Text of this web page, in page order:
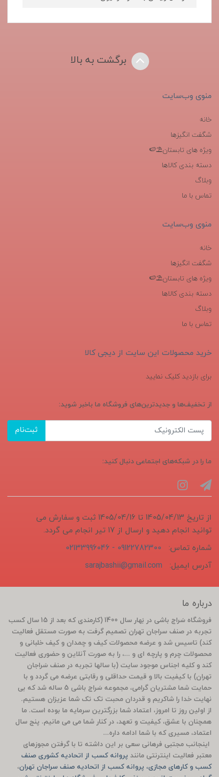
برگشت به بالا
منوی وب‌سایت
خانه
شگفت انگیزها
ویژه های تابستان⛱️🍉
دسته بندی کالاها
وبلاگ
تماس با ما
منوی وب‌سایت
خانه
شگفت انگیزها
ویژه های تابستان⛱️🍉
دسته بندی کالاها
وبلاگ
تماس با ما
خرید محصولات این سایت از دیجی کالا
برای بازدید کلیک نمایید
از تخفیف‌ها و جدیدترین‌های فروشگاه ما باخبر شوید:
ثبت‌نام
ما را در شبکه‌های اجتماعی دنبال کنید:
از تاریخ 1405/04/13 تا 1405/04/16 ثبت و سفارش می
توانید انجام دهید و ارسال از 17 تیر انجام می گردد.
شماره تماس:
09122782300 - 02133996046
آدرس ایمیل:
sarajbashii@gmail.com
درباره ما
فروشگاه سَراج باشی در بَهار سال 1400 (کارمندی که بعد از 15 سال کسب
تجربه در صنف سراجان تهران تصمیم گرفت به صورت مستقل فعالیت
کند) تاسیس شد و عرضه محصولات کیف و چمدان و کیف خلبانی و
محصولات چرم و پارچه ای و ...، را به صورت آنلاین و حضوری فعالیت
کند و کلیه اجناس موجود سایت (با سالها تجربه در صنف سَراجان
تهران) با کیفیت بالا و قیمت حداقلی و رقابتی عرضه می گردد و با
حمایت شما مشتریان گرامی، مجموعه سَراج باشی 5 ساله شد که بی
نهایت خدا را شاکریم و قدردان محبت تک تک شما عزیزان هستیم.
از اولین روز تا امروز، اعتماد شما بزرگترین سرمایه ما بوده است. ما
همچنان با عشق، کیفیت و تعهد، در کنار شما می می مانیم. پنج سال
اعتماد، مسیری که با شما ادامه داره...
اینجانب مجتبی فرهانی سعی بر این داشته تا با گرفتن مجوزهای
معتبر فعالیت اینترنتی مانند پروانه کسب از اتحادیه کشوری صنف
کسب و کارهای مجازی، پروانه کسب از اتحادیه صنف سراجان تهران،